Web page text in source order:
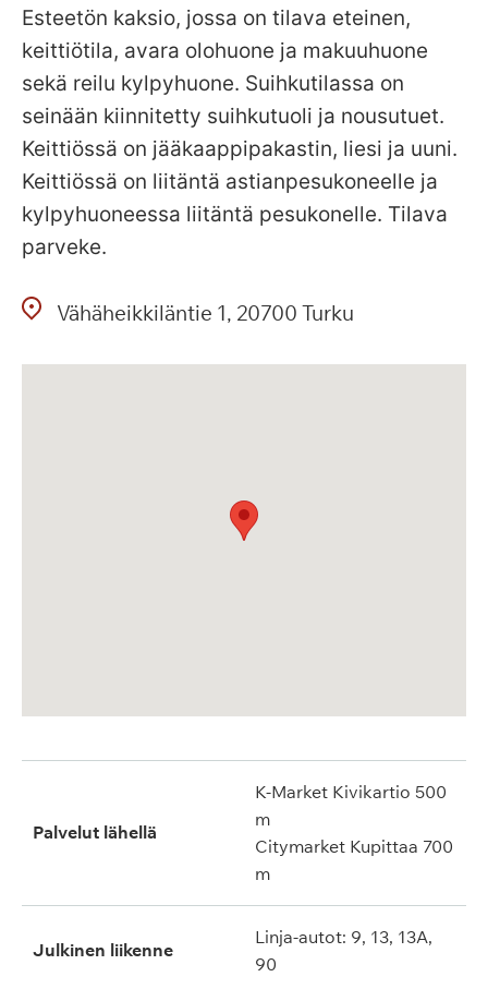
Esteetön kaksio, jossa on tilava eteinen,
keittiötila, avara olohuone ja makuuhuone
sekä reilu kylpyhuone. Suihkutilassa on
seinään kiinnitetty suihkutuoli ja nousutuet.
Keittiössä on jääkaappipakastin, liesi ja uuni.
Keittiössä on liitäntä astianpesukoneelle ja
kylpyhuoneessa liitäntä pesukonelle. Tilava
parveke.
Vähäheikkiläntie 1 20700 Turku
Palvelut lähellä
K-Market Kivikartio 500
m
Citymarket Kupittaa 700
m
Julkinen liikenne
Linja-autot: 9, 13, 13A,
90